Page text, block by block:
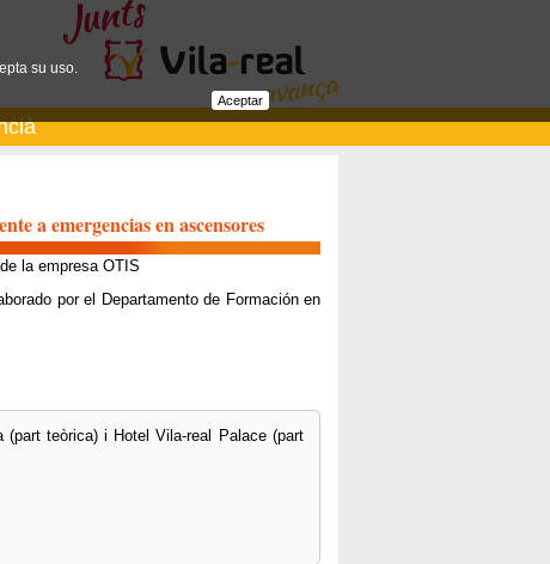
a emergencias en ascensores
la empresa OTIS
por el Departamento de Formación en
teòrica) i Hotel Vila-real Palace (part
su uso.
Aceptar